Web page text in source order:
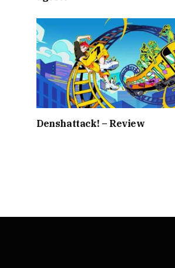
Denshattack! – Review